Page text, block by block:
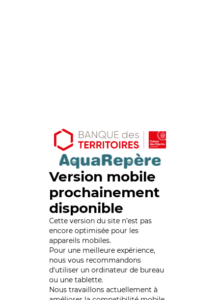
Version mobile
prochainement
disponible
Cette version du site n’est pas
encore optimisée pour les
appareils mobiles.
Pour une meilleure expérience,
nous vous recommandons
d'utiliser un ordinateur de bureau
ou une tablette.
Nous travaillons actuellement à